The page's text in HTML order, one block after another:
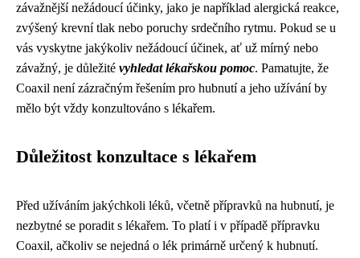
závažnější nežádoucí účinky, jako je například alergická reakce,
zvýšený krevní tlak nebo poruchy srdečního rytmu. Pokud se u
vás vyskytne jakýkoliv nežádoucí účinek, ať už mírný nebo
závažný, je důležité vyhledat lékařskou pomoc. Pamatujte, že
Coaxil není zázračným řešením pro hubnutí a jeho užívání by
mělo být vždy konzultováno s lékařem.
Důležitost konzultace s lékařem
Před užíváním jakýchkoli léků, včetně přípravků na hubnutí, je
nezbytné se poradit s lékařem. To platí i v případě přípravku
Coaxil, ačkoliv se nejedná o lék primárně určený k hubnutí.